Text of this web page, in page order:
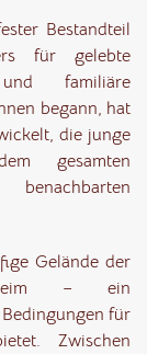
Bestandteil
für gelebte
und familiäre
begann, hat
die junge
gesamten
Gelände der
– ein
für
Zwischen